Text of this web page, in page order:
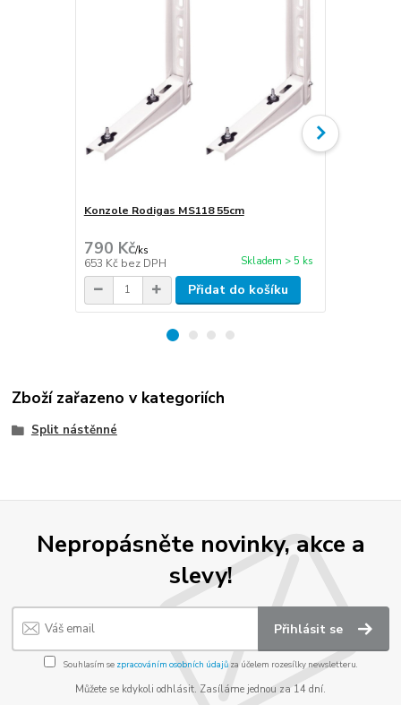
Konzole Rodigas MS118 55cm
790 Kč/ks
653 Kč bez DPH Skladem > 5 ks
Přidat do košíku
Zboží zařazeno v kategoriích
Split nástěnné
Nepropásněte novinky, akce a
slevy!
Přihlásit se
Souhlasím se zpracováním osobních údajůza účelem rozesílky newsletteru.
Můžete se kdykoli odhlásit. Zasíláme jednou za 14 dní.